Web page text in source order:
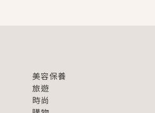
美容保養
旅遊
時尚